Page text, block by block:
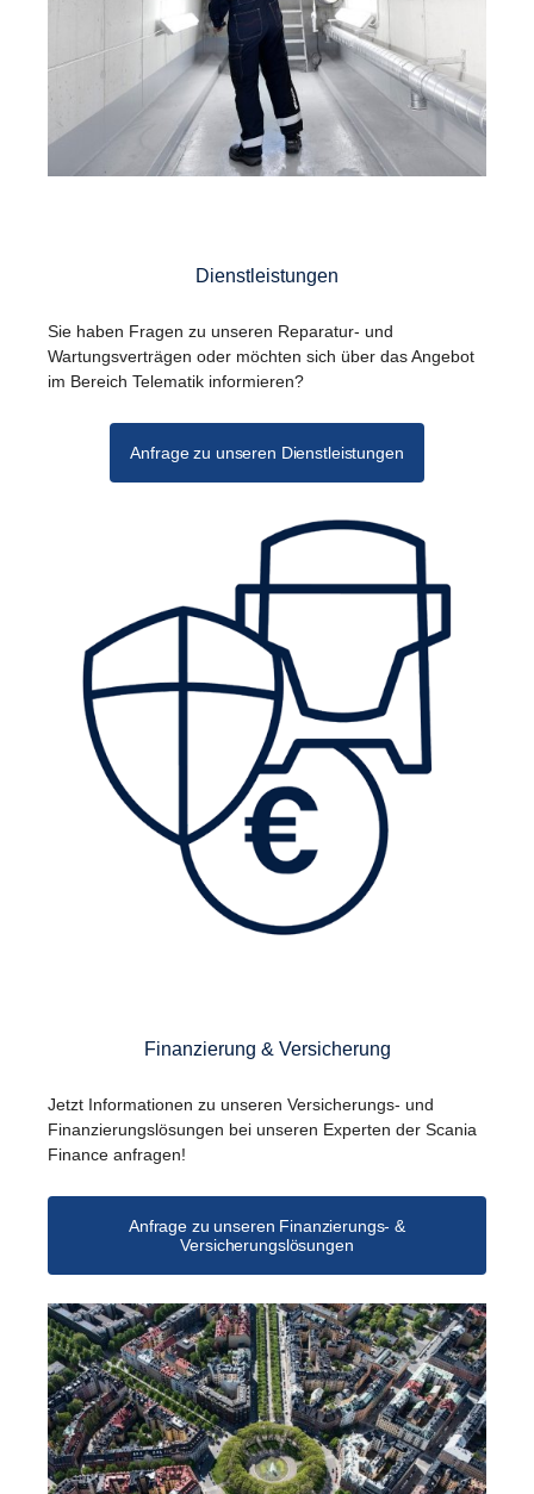
Dienstleistungen
Sie haben Fragen zu unseren Reparatur- und
Wartungsverträgen oder möchten sich über das Angebot
im Bereich Telematik informieren?
Anfrage zu unseren Dienstleistungen
Finanzierung & Versicherung
Jetzt Informationen zu unseren Versicherungs- und
Finanzierungslösungen bei unseren Experten der Scania
Finance anfragen!
Anfrage zu unseren Finanzierungs- &
Versicherungslösungen